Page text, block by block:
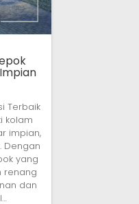
Terbaik
kolam
impian,
Dengan
yang
renang
dan